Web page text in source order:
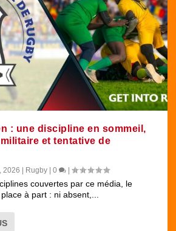
: une discipline en sommeil,
et tentative de
2026 Rugby |0 |
couvertes par ce média, le
à part : ni absent,...